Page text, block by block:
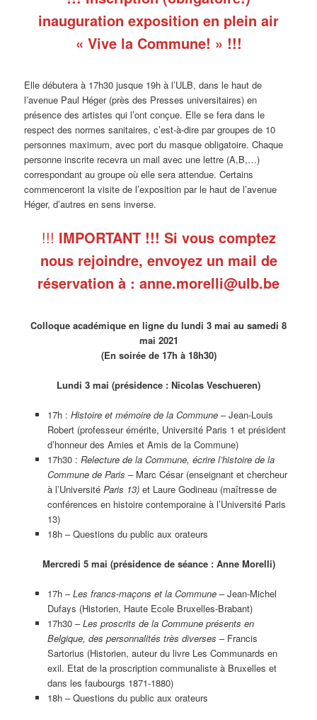
inauguration exposition en plein air
« Vive la Commune! » !!!
Elle débutera à 17h30 jusque 19h à l’ULB, dans le haut de
l’avenue Paul Héger (près des Presses universitaires) en
présence des artistes qui l’ont conçue. Elle se fera dans le
respect des normes sanitaires, c’est-à-dire par groupes de 10
personnes maximum, avec port du masque obligatoire. Chaque
personne inscrite recevra un mail avec une lettre (A,B,…)
correspondant au groupe où elle sera attendue. Certains
commenceront la visite de l’exposition par le haut de l’avenue
Héger, d’autres en sens inverse.
!!! IMPORTANT !!! Si vous comptez
nous rejoindre, envoyez un mail de
réservation à : anne.morelli@ulb.be
Colloque académique en ligne du lundi 3 mai au samedi 8
mai 2021
(En soirée de 17h à 18h30)
Lundi 3 mai (présidence : Nicolas Veschueren)
17h : Histoire et mémoire de la Commune– Jean-Louis
Robert (professeur émérite, Université Paris 1 et président
d’honneur des Amies et Amis de la Commune)
17h30 : Relecture de la Commune, écrire l’histoire de la
Commune de Paris – Marc César (enseignant et chercheur
à l’Université Paris 13)et Laure Godineau (maîtresse de
conférences en histoire contemporaine à l’Université Paris
13)
18h – Questions du public aux orateurs
Mercredi 5 mai (présidence de séance : Anne Morelli)
17h –Les francs-maçons et la Commune– Jean-Michel
Dufays (Historien, Haute Ecole Bruxelles-Brabant)
17h30 –Les proscrits de la Commune présents en
Belgique, des personnalités très diverses – Francis
Sartorius (Historien, auteur du livre Les Communards en
exil. Etat de la proscription communaliste à Bruxelles et
dans les faubourgs 1871-1880)
18h – Questions du public aux orateurs